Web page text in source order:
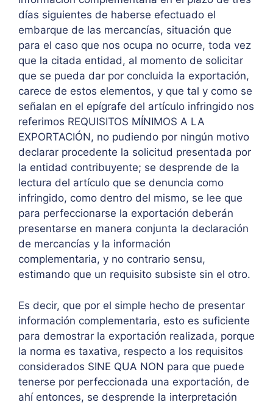
días siguientes de haberse efectuado el
embarque de las mercancías, situación que
para el caso que nos ocupa no ocurre, toda vez
que la citada entidad, al momento de solicitar
que se pueda dar por concluida la exportación,
carece de estos elementos, y que tal y como se
señalan en el epígrafe del artículo infringido nos
referimos REQUISITOS MÍNIMOS A LA
EXPORTACIÓN, no pudiendo por ningún motivo
declarar procedente la solicitud presentada por
la entidad contribuyente; se desprende de la
lectura del artículo que se denuncia como
infringido, como dentro del mismo, se lee que
para perfeccionarse la exportación deberán
presentarse en manera conjunta la declaración
de mercancías y la información
complementaria, y no contrario sensu,
estimando que un requisito subsiste sin el otro.
Es decir, que por el simple hecho de presentar
información complementaria, esto es suficiente
para demostrar la exportación realizada, porque
la norma es taxativa, respecto a los requisitos
considerados SINE QUA NON para que puede
tenerse por perfeccionada una exportación, de
ahí entonces, se desprende la interpretación